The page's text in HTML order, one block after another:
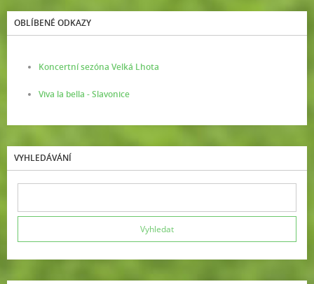
OBLÍBENÉ ODKAZY
Koncertní sezóna Velká Lhota
Viva la bella - Slavonice
VYHLEDÁVÁNÍ